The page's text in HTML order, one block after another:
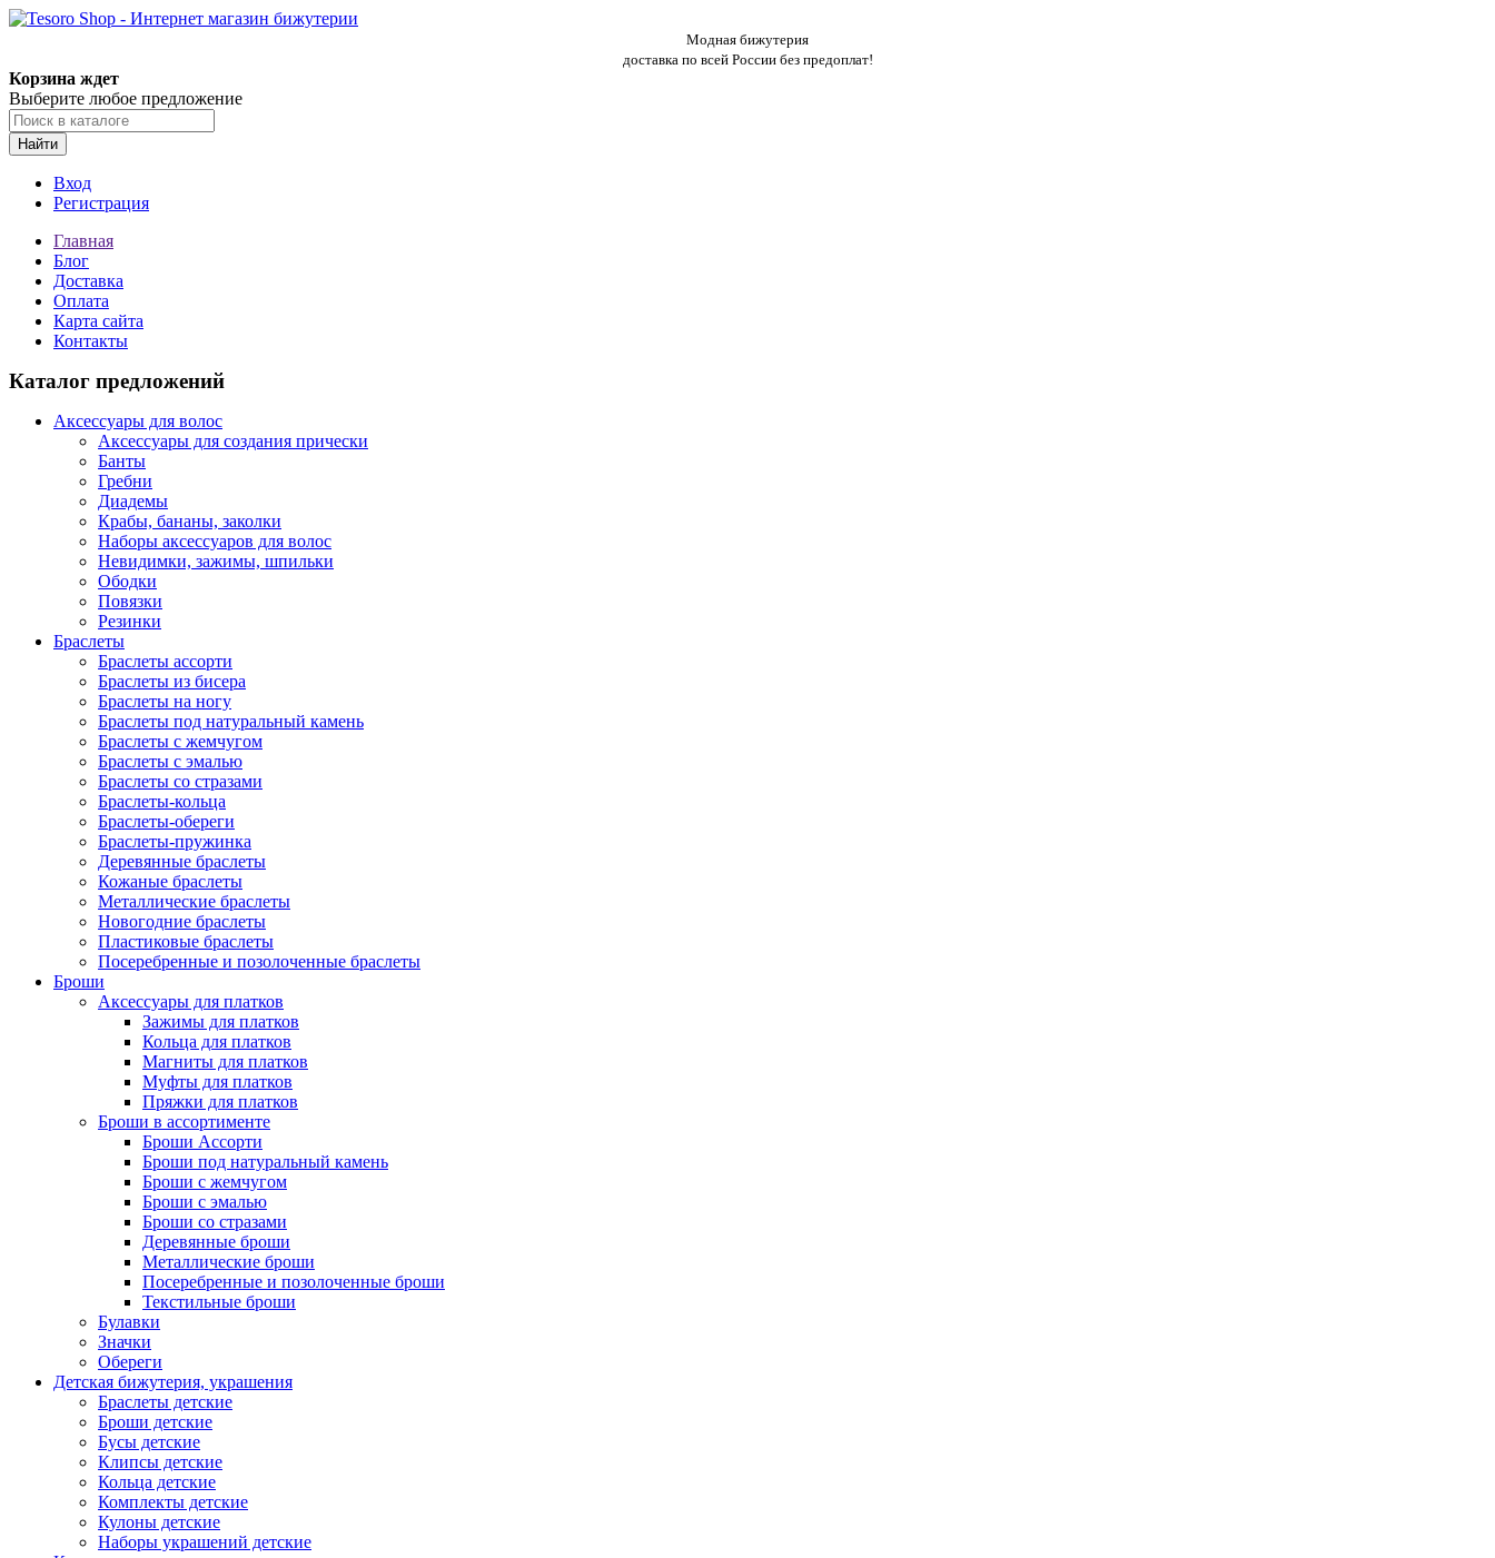
Модная бижутерия
доставка по всей России без предоплат!
Корзина ждет
Выберите любое предложение
Найти
Вход
Регистрация
Главная
Блог
Доставка
Оплата
Карта сайта
Контакты
Каталог предложений
Аксессуары для волос
Аксессуары для создания прически
Банты
Гребни
Диадемы
Крабы, бананы, заколки
Наборы аксессуаров для волос
Невидимки, зажимы, шпильки
Ободки
Повязки
Резинки
Браслеты
Браслеты ассорти
Браслеты из бисера
Браслеты на ногу
Браслеты под натуральный камень
Браслеты с жемчугом
Браслеты с эмалью
Браслеты со стразами
Браслеты-кольца
Браслеты-обереги
Браслеты-пружинка
Деревянные браслеты
Кожаные браслеты
Металлические браслеты
Новогодние браслеты
Пластиковые браслеты
Посеребренные и позолоченные браслеты
Броши
Аксессуары для платков
Зажимы для платков
Кольца для платков
Магниты для платков
Муфты для платков
Пряжки для платков
Броши в ассортименте
Броши Ассорти
Броши под натуральный камень
Броши с жемчугом
Броши с эмалью
Броши со стразами
Деревянные броши
Металлические броши
Посеребренные и позолоченные броши
Текстильные броши
Булавки
Значки
Обереги
Детская бижутерия, украшения
Браслеты детские
Броши детские
Бусы детские
Клипсы детские
Кольца детские
Комплекты детские
Кулоны детские
Наборы украшений детские